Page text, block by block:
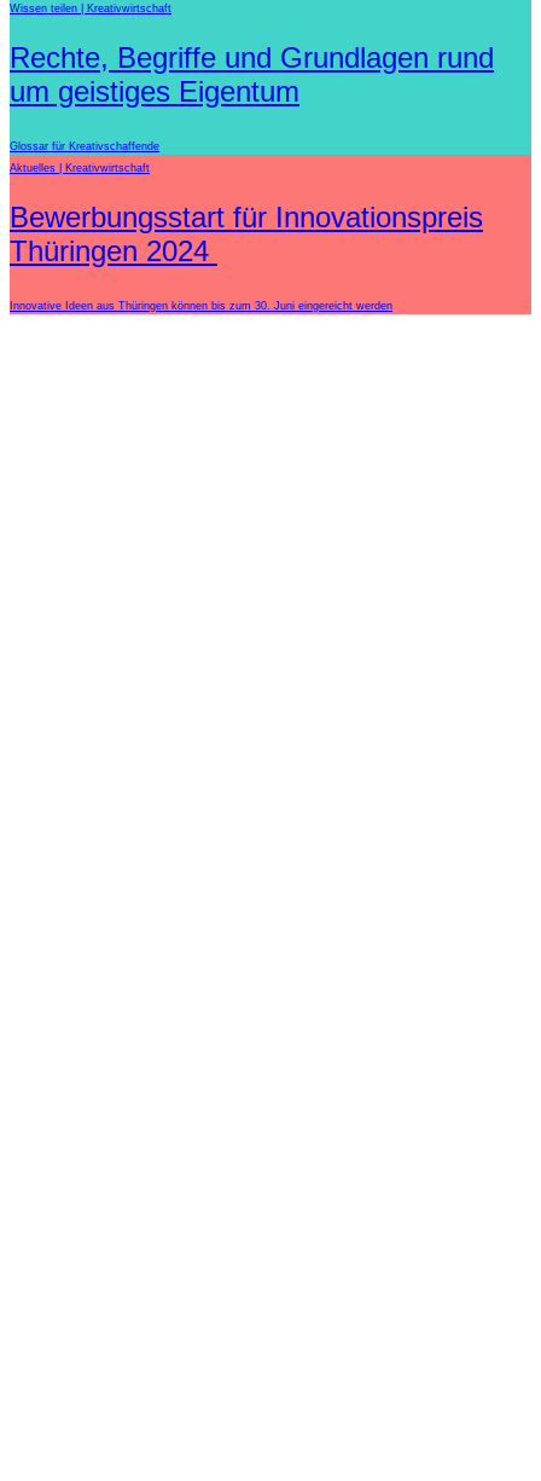
Wissen teilen
Kreativwirtschaft
Rechte, Begriffe und Grundlagen rund
um geistiges Eigentum
Glossar für Kreativschaffende
Aktuelles
Kreativwirtschaft
Bewerbungsstart für Innovationspreis
Thüringen 2024
Innovative Ideen aus Thüringen können bis zum 30. Juni eingereicht werden